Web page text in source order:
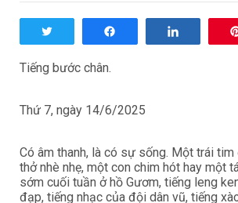
Tiếng bước chân.
Thứ 7, ngày 14/6/2025
Có âm thanh, là có sự sống. Một trái
thở nhè nhẹ, một con chim hót hay một
sớm cuối tuần ở hồ Gươm, tiếng leng
đạp, tiếng nhạc của đội dân vũ, tiếng